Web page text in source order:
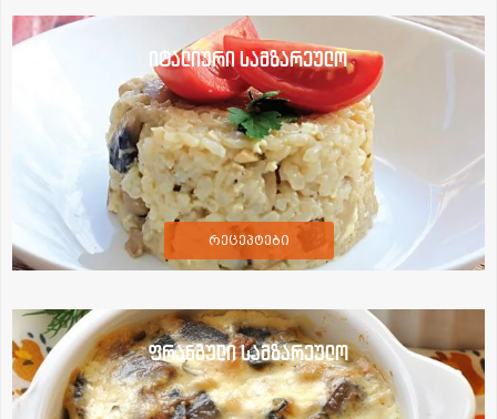
იტალიური სამზარეულო
რეცეპტები
ფრანგული სამზარეულო